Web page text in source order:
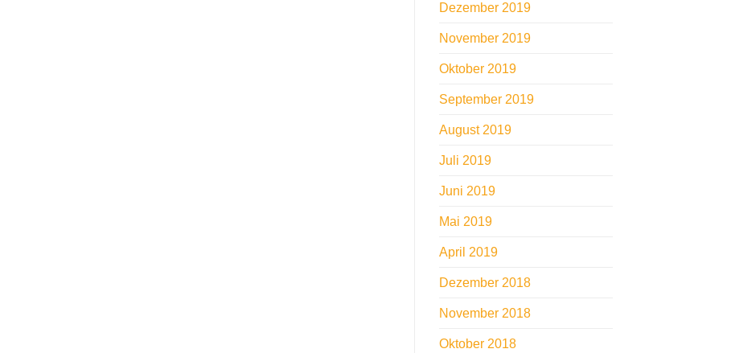
Dezember 2019
November 2019
Oktober 2019
September 2019
August 2019
Juli 2019
Juni 2019
Mai 2019
April 2019
Dezember 2018
November 2018
Oktober 2018